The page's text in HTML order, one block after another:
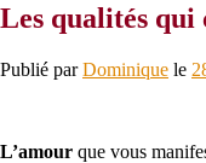
Les qualités
Publié parDominique le
L’amour que vous